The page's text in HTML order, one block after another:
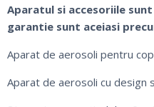
Aparatul si accesoriile
garantie sunt aceiasi
Aparat de aerosoli pentru
Aparat de aerosoli cu design